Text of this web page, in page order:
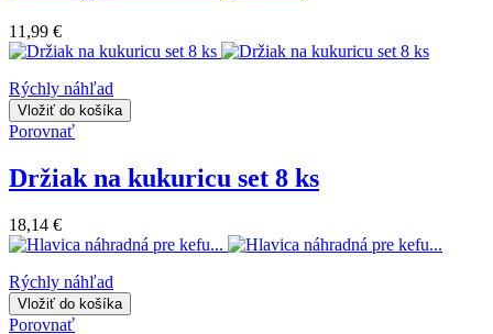
11,99 €
Rýchly náhľad
Vložiť do košíka
Porovnať
Držiak na kukuricu set 8 ks
18,14 €
Rýchly náhľad
Vložiť do košíka
Porovnať